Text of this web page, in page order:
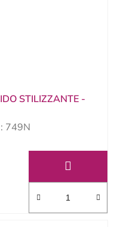
STILIZZANTE -
749N